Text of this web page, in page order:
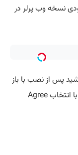
نسخه وب پرلر در
پس از نصب با باز
کردن برنامه صفحه زیر را مشاهده می‌کنید که با انتخاب Agree